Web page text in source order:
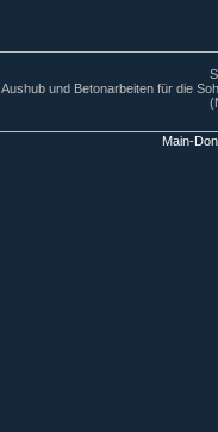
Aushub und Betonarbeiten für die